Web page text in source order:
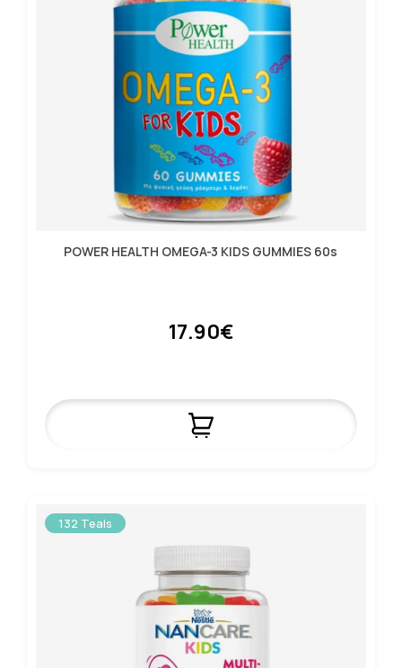
POWER HEALTH OMEGA-3 KIDS GUMMIES 60s
17.90€
132 Teals